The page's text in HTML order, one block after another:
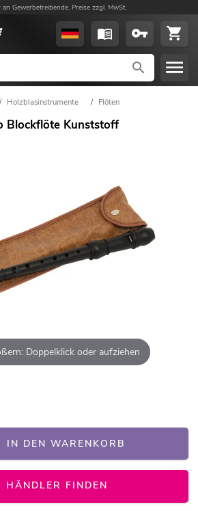
Gewerbetreibende. Preise zzgl. MwSt.
/ Holzblasinstrumente / Flöten
Blockflöte Kunststoff
Doppelklick oder aufziehen
IN DEN WARENKORB
HÄNDLER FINDEN